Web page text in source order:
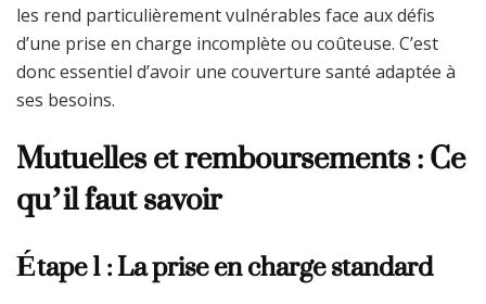
les rend particulièrement vulnérables face aux défis
d’une prise en charge incomplète ou coûteuse. C’est
donc essentiel d’avoir une couverture santé adaptée à
ses besoins.
Mutuelles et remboursements : Ce
qu’il faut savoir
Étape 1 : La prise en charge standard